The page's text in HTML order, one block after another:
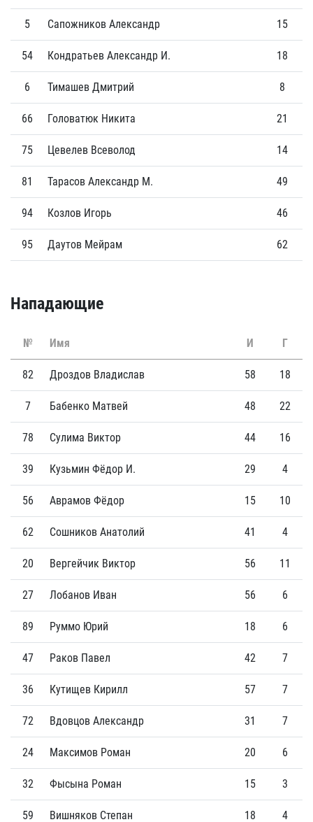
5 Сапожников Александр 15
54 Кондратьев Александр И. 18
6 Тимашев Дмитрий 8
66 Головатюк Никита 21
75 Цевелев Всеволод 14
81 Тарасов Александр М. 49
94 Козлов Игорь 46
95 Даутов Мейрам 62
Нападающие
№ Имя И Г
82 Дроздов Владислав 58 18
7 Бабенко Матвей 48 22
78 Сулима Виктор 44 16
39 Кузьмин Фёдор И. 29 4
56 Аврамов Фёдор 15 10
62 Сошников Анатолий 41 4
20 Вергейчик Виктор 56 11
27 Лобанов Иван 56 6
89 Руммо Юрий 18 6
47 Раков Павел 42 7
36 Кутищев Кирилл 57 7
72 Вдовцов Александр 31 7
24 Максимов Роман 20 6
32 Фысына Роман 15 3
59 Вишняков Степан 18 4